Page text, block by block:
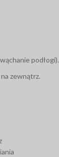
podłogi).
zewnątrz.